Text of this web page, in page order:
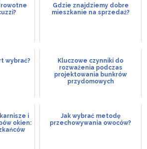
Gdzie znajdziemy dobre
mieszkanie na sprzedaż?
wybrać?
Kluczowe czynniki do
rozważenia podczas
projektowania bunkrów
przydomowych
i
okien:
Jak wybrać metodę
przechowywania owoców?